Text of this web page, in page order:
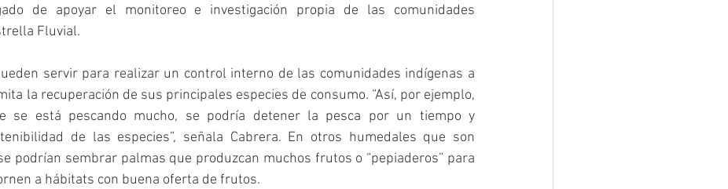
de apoyar el monitoreo e investigación propia de las comunidades
Fluvial.
servir para realizar un control interno de las comunidades indígenas a
la recuperación de sus principales especies de consumo. “Así, por ejemplo,
se está pescando mucho, se podría detener la pesca por un tiempo y
de las especies”, señala Cabrera. En otros humedales que son
podrían sembrar palmas que produzcan muchos frutos o “pepiaderos” para
a hábitats con buena oferta de frutos.